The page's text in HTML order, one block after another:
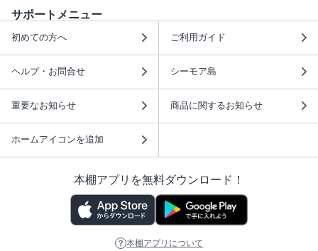
サポートメニュー
初めての方へ ご利用ガイド
ヘルプ・お問合せ シーモア島
重要なお知らせ 商品に関するお知らせ
ホームアイコンを追加
本棚アプリを無料ダウンロード！
本棚アプリについて